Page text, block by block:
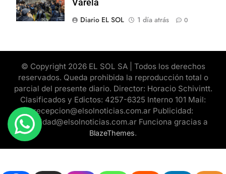
Varela
Diario EL SOL
1 día atrás 0
© Copyright 2026 EL SOL SA | Todos los derechos
reservados. Queda prohibida la reproducción total o
parcial del presente diario. Director: Horacio Schivintt.
Clasificados y Edictos: 4257-6325 Interno 101 Mail:
recepcion@elsolnoticias.com.ar Publicidad:
publicidad@elsolnoticias.com.ar Funciona gracias a
BlazeThemes.